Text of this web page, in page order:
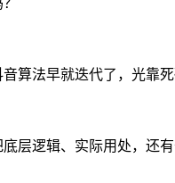
法早就迭代了，光靠
层逻辑、实际用处，还